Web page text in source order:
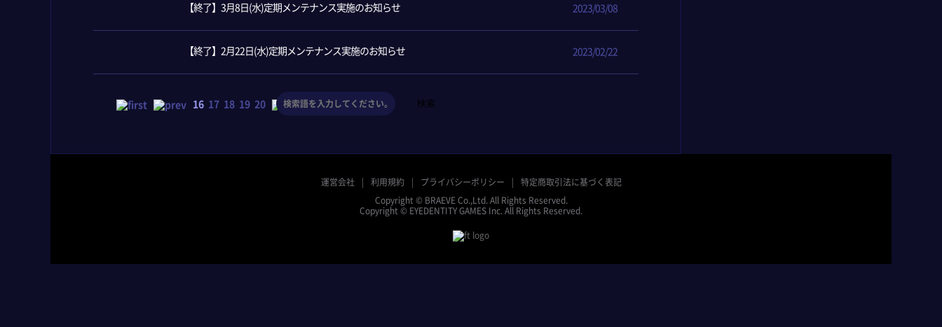
【終了】3月8日(水)定期メンテナンス実施のお知らせ 2023/03/08
【終了】2月22日(水)定期メンテナンス実施のお知らせ 2023/02/22
16 17 18 19 20 検索
運営会社 利用規約 プライバシーポリシー 特定商取引法に基づく表記
Copyright © BRAEVE Co.,Ltd. All Rights Reserved.
Copyright © EYEDENTITY GAMES Inc. All Rights Reserved.